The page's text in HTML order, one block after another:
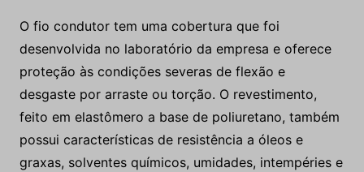
O fio condutor tem uma cobertura que foi
desenvolvida no laboratório da empresa e oferece
proteção às condições severas de flexão e
desgaste por arraste ou torção. O revestimento,
feito em elastômero a base de poliuretano, também
possui características de resistência a óleos e
graxas, solventes químicos, umidades, intempéries e